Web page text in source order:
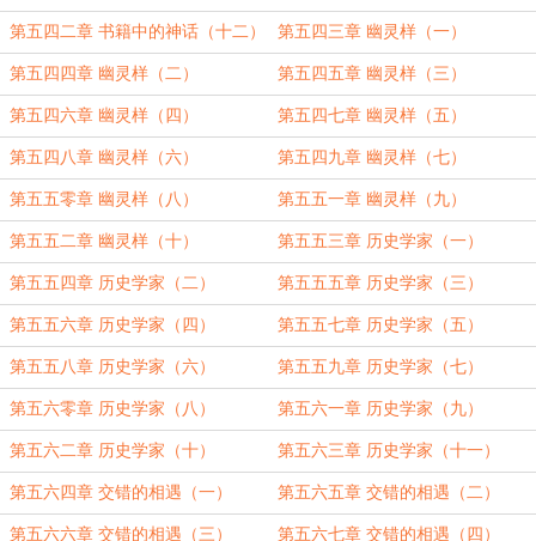
第五四二章 书籍中的神话（十二） 第五四三章 幽灵样（一）
第五四四章 幽灵样（二） 第五四五章 幽灵样（三）
第五四六章 幽灵样（四） 第五四七章 幽灵样（五）
第五四八章 幽灵样（六） 第五四九章 幽灵样（七）
第五五零章 幽灵样（八） 第五五一章 幽灵样（九）
第五五二章 幽灵样（十） 第五五三章 历史学家（一）
第五五四章 历史学家（二） 第五五五章 历史学家（三）
第五五六章 历史学家（四） 第五五七章 历史学家（五）
第五五八章 历史学家（六） 第五五九章 历史学家（七）
第五六零章 历史学家（八） 第五六一章 历史学家（九）
第五六二章 历史学家（十） 第五六三章 历史学家（十一）
第五六四章 交错的相遇（一） 第五六五章 交错的相遇（二）
第五六六章 交错的相遇（三） 第五六七章 交错的相遇（四）